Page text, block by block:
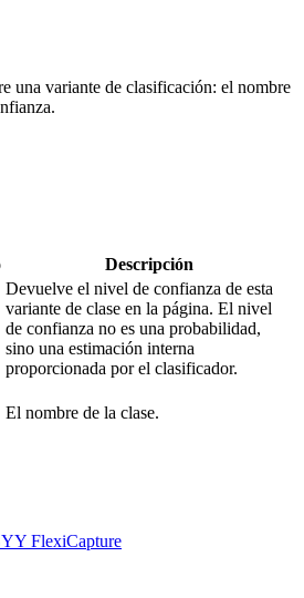
una variante de clasificación: el nombre
Descripción
Devuelve el nivel de confianza de esta
variante de clase en la página. El nivel
de confianza no es una probabilidad,
sino una estimación interna
proporcionada por el clasificador.
El nombre de la clase.
FlexiCapture